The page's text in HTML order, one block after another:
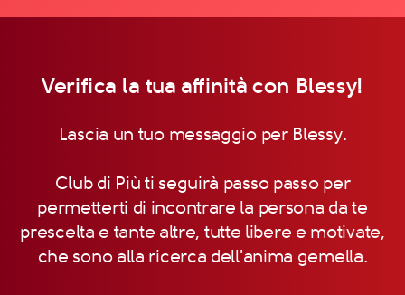
Verifica la tua affinità con Blessy!
Lascia un tuo messaggio per Blessy.
Club di Più ti seguirà passo passo per
permetterti di incontrare la persona da te
prescelta e tante altre, tutte libere e motivate,
che sono alla ricerca dell'anima gemella.